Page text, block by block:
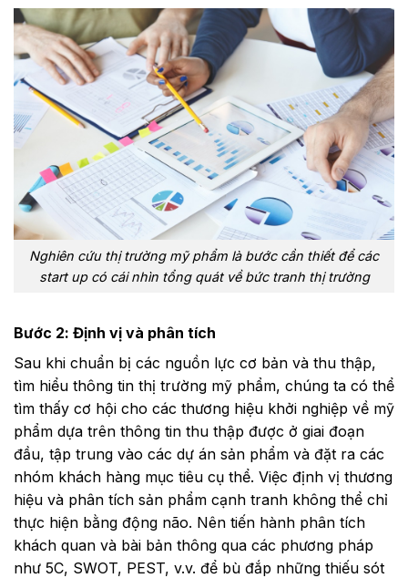
Nghiên cứu thị trường mỹ phẩm là bước cần thiết để các
start up có cái nhìn tổng quát về bức tranh thị trường
Bước 2: Định vị và phân tích
Sau khi chuẩn bị các nguồn lực cơ bản và thu thập,
tìm hiểu thông tin thị trường mỹ phẩm, chúng ta có thể
tìm thấy cơ hội cho các thương hiệu khởi nghiệp về mỹ
phẩm dựa trên thông tin thu thập được ở giai đoạn
đầu, tập trung vào các dự án sản phẩm và đặt ra các
nhóm khách hàng mục tiêu cụ thể. Việc định vị thương
hiệu và phân tích sản phẩm cạnh tranh không thể chỉ
thực hiện bằng động não. Nên tiến hành phân tích
khách quan và bài bản thông qua các phương pháp
như 5C, SWOT, PEST, v.v. để bù đắp những thiếu sót